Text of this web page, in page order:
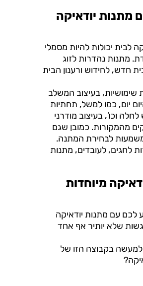
מתנות יודאיקה
לבית יכולות להיות מסמלי
מתנות נהדרות לזוג
חדש, לחידוש ורענון הבית
שימושיות, בעיצוב המשלב
יום, כמו למשל, תחתיות
וכו', בעיצוב מודרני
מהמקורות. כמובן שגם
לבחירת המתנה.
לחגים, לעובדים, מתנות
מיוחדות
לכם עם מתנות יודאיקה
שלא יותיר אף אחד
בקבוצה הזו של